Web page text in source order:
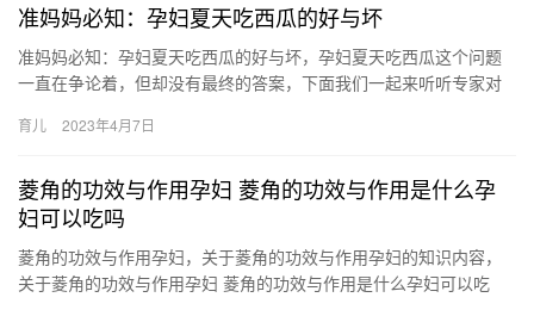
准妈妈必知：孕妇夏天吃西瓜的好与坏
准妈妈必知：孕妇夏天吃西瓜的好与坏，孕妇夏天吃西瓜这个问题
一直在争论着，但却没有最终的答案，下面我们一起来听听专家对
瓜的…
育儿 2023年4月7日
菱角的功效与作用孕妇 菱角的功效与作用是什么孕
妇可以吃吗
菱角的功效与作用孕妇，关于菱角的功效与作用孕妇的知识内容，
关于菱角的功效与作用孕妇 菱角的功效与作用是什么孕妇可以吃